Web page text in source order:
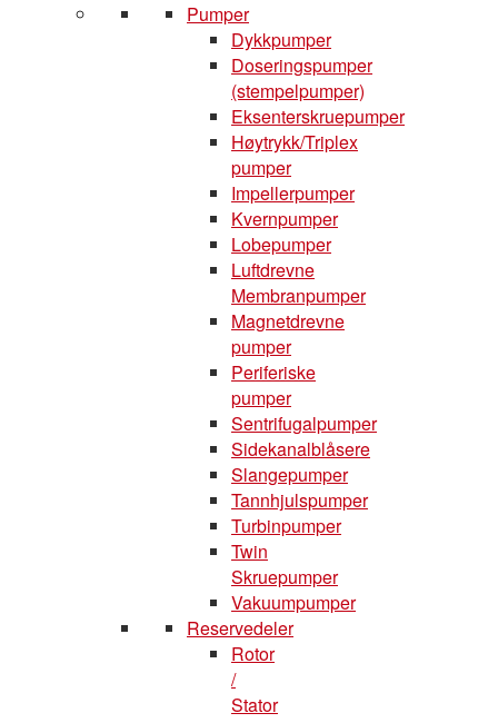
Pumper
Dykkpumper
Doseringspumper
(stempelpumper)
Eksenterskruepumper
Høytrykk/Triplex
pumper
Impellerpumper
Kvernpumper
Lobepumper
Luftdrevne
Membranpumper
Magnetdrevne
pumper
Periferiske
pumper
Sentrifugalpumper
Sidekanalblåsere
Slangepumper
Tannhjulspumper
Turbinpumper
Twin
Skruepumper
Vakuumpumper
Reservedeler
Rotor
/
Stator